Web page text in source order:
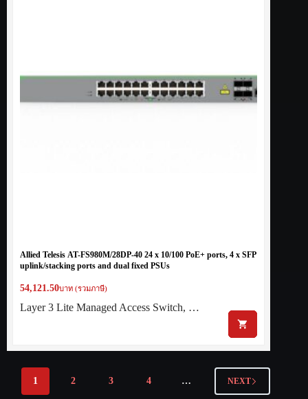
Allied Telesis AT-FS980M/28DP-40 24 x 10/100 PoE+ ports, 4 x SFP
uplink/stacking ports and dual fixed PSUs
54,121.50บาท (รวมภาษี)
Layer 3 Lite Managed Access Switch, …
1 2 3 4 … NEXT